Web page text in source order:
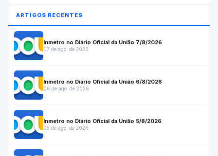
ARTIGOS RECENTES
Inmetro no Diário Oficial da União 7/8/2026
07 de ago. de 2026
Inmetro no Diário Oficial da União 6/8/2026
06 de ago. de 2026
Inmetro no Diário Oficial da União 5/8/2026
05 de ago. de 2026